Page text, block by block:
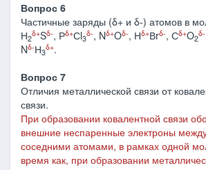
Вопрос 6
Частичные заряды (δ+ и δ-) атомов в
Н2
δ+Sδ-, Рδ+Сl3
δ-, Nδ+Oδ-, Нδ+Вrδ-, Сδ+O2
δ-
Nδ-Н3
δ+.
Вопрос 7
Отличия металлической связи от
связи.
При образовании ковалентной связи
внешние неспаренные электроны
соседними атомами, в рамках одной
время как, при образовании